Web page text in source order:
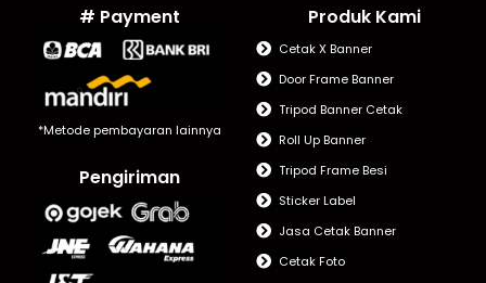
# Payment
*Metode pembayaran lainnya
Pengiriman
Produk Kami
Cetak X Banner
Door Frame Banner
Tripod Banner Cetak
Roll Up Banner
Tripod Frame Besi
Sticker Label
Jasa Cetak Banner
Cetak Foto